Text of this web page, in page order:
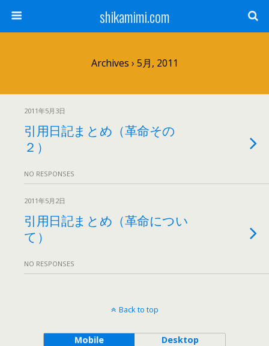
shikamimi.com
Archives › 5月, 2011
2011年5月3日
引用日記まとめ（革命その
２）
NO RESPONSES
2011年5月2日
引用日記まとめ（革命につい
て）
NO RESPONSES
Back to top
Mobile Desktop